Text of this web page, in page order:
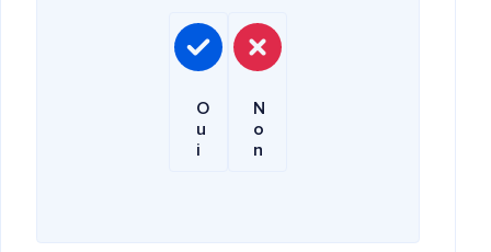
O
u
i
N
o
n